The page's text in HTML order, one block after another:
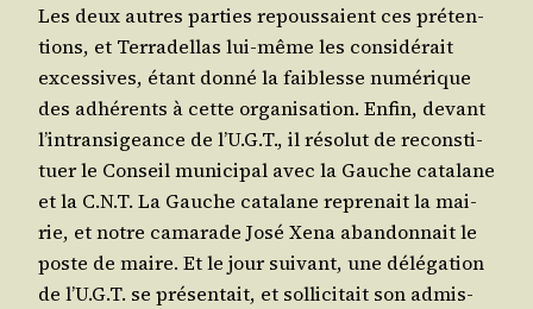
Les deux autres par­ties repous­saient ces pré­ten­
tions, et Ter­ra­del­las lui-même les consi­dé­rait
exces­sives, étant don­né la fai­blesse numé­rique
des adhé­rents à cette orga­ni­sa­tion. Enfin, devant
l’in­tran­si­geance de l’U.G.T., il réso­lut de recons­ti­
tuer le Conseil muni­ci­pal avec la Gauche cata­lane
et la C.N.T. La Gauche cata­lane repre­nait la mai­
rie, et notre cama­rade José Xena aban­don­nait le
poste de maire. Et le jour sui­vant, une délé­ga­tion
de l’U.G.T. se pré­sen­tait, et sol­li­ci­tait son admis­